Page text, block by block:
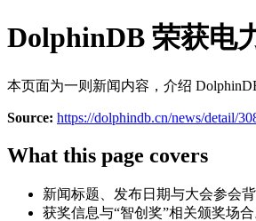
DolphinDB 荣获电
本页面为一则新闻内容，介绍
Source: https://dolphindb.cn/news/detail/
What this page covers
新闻标题、发布日期与大会参会背
获奖信息与“智创奖”相关颁奖场合